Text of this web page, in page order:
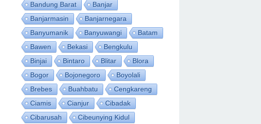
Bandung Barat
Banjar
Banjarmasin
Banjarnegara
Banyumanik
Banyuwangi
Batam
Bawen
Bekasi
Bengkulu
Binjai
Bintaro Blitar
Blora
Bogor
Bojonegoro
Boyolali
Brebes
Buahbatu
Cengkareng
Ciamis
Cianjur
Cibadak
Cibarusah
Cibeunying Kidul